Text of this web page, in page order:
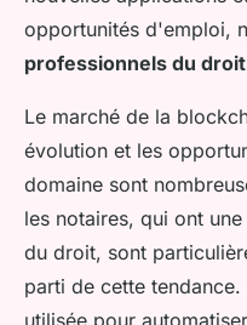
opportunités d'emploi,
professionnels du droit
Le marché de la
évolution et les
domaine sont
les notaires, qui ont
du droit, sont
parti de cette
utilisée pour